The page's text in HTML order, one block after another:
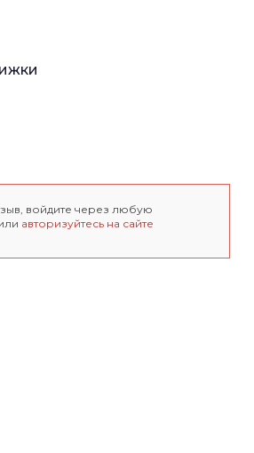
войдите через любую
авторизуйтесь на сайте